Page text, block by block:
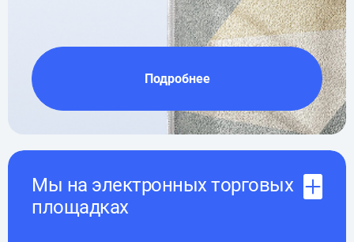
Подробнее
Мы на электронных торговых
площадках